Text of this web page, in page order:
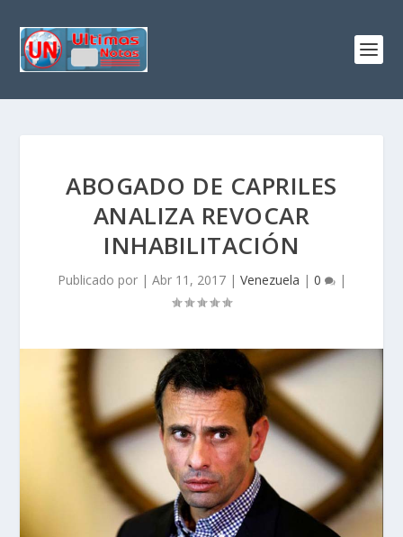
ABOGADO DE CAPRILES
ANALIZA REVOCAR
INHABILITACIÓN
Publicado por | Abr 11, 2017| Venezuela | 0 |